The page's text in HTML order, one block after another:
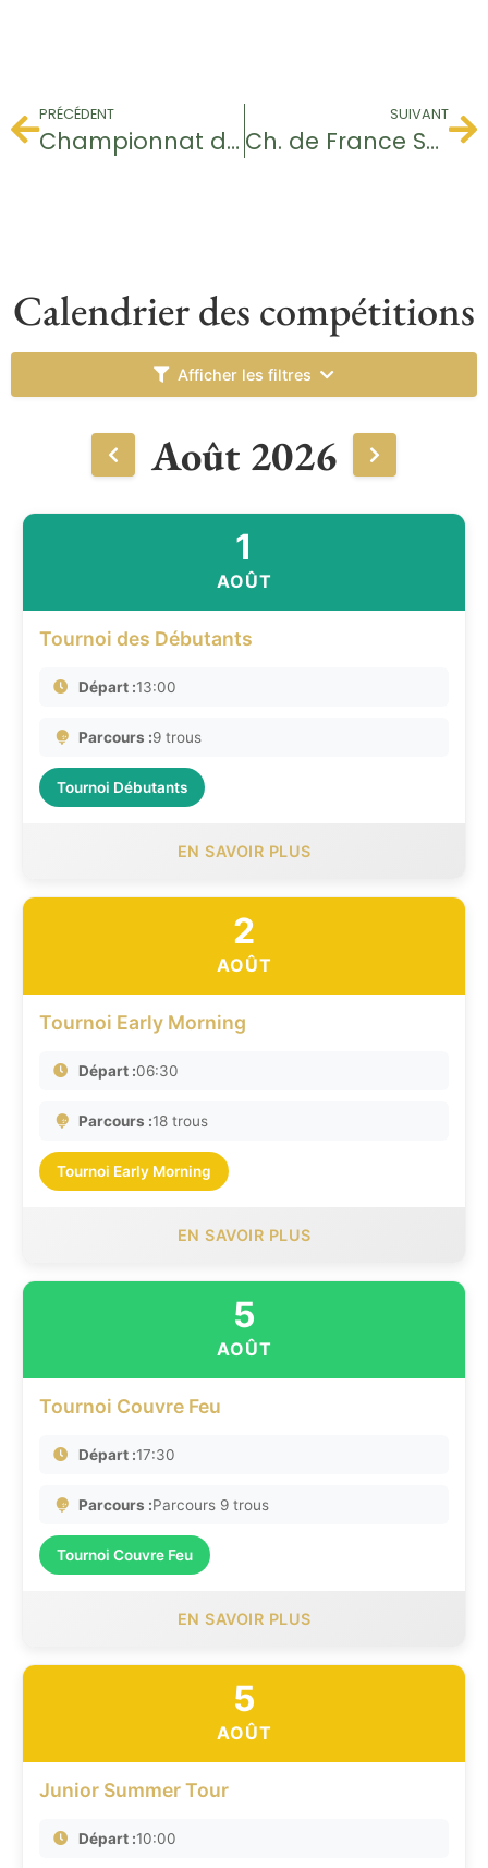
PRÉCÉDENT
Championnat du Club
SUIVANT
Ch. de France Seniors Dames
Calendrier des compétitions
Afficher les filtres
Août 2026
1
AOÛT
Tournoi des Débutants
Départ :13:00
Parcours :9 trous
Tournoi Débutants
EN SAVOIR PLUS
2
AOÛT
Tournoi Early Morning
Départ :06:30
Parcours :18 trous
Tournoi Early Morning
EN SAVOIR PLUS
5
AOÛT
Tournoi Couvre Feu
Départ :17:30
Parcours :Parcours 9 trous
Tournoi Couvre Feu
EN SAVOIR PLUS
5
AOÛT
Junior Summer Tour
Départ :10:00